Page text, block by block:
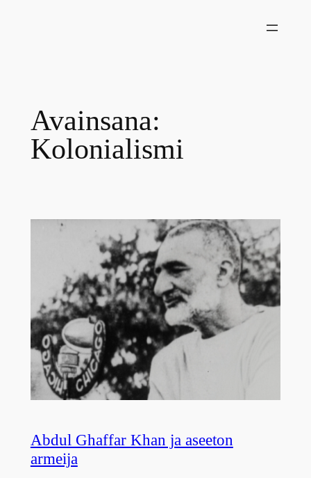
Avainsana:
Kolonialismi
Abdul Ghaffar Khan ja aseeton
armeija